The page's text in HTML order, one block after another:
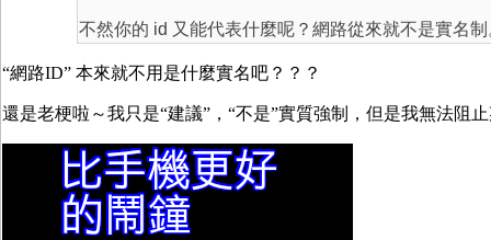
不然你的 id 又能代表什麼呢？網路從來就不是實名制
“網路ID” 本來就不用是什麼實名吧？？？
還是老梗啦～我只是“建議”，“不是”實質強制，但是我無法阻止